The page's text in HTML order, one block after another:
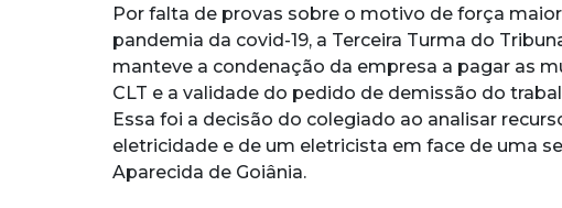
Por falta de provas sobre o motivo de força
pandemia da covid-19, a Terceira Turma do
manteve a condenação da empresa a pagar as
CLT e a validade do pedido de demissão do
Essa foi a decisão do colegiado ao analisar
eletricidade e de um eletricista em face de uma
Aparecida de Goiânia.